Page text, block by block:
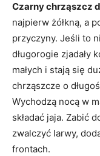
Czarny chrząszcz
najpierw żółkną, a
przyczyny. Jeśli to
długorogie zjadały
małych i stają się
chrząszcze o
Wychodzą nocą w
składać jaja. Zabić
zwalczyć larwy,
frontach.